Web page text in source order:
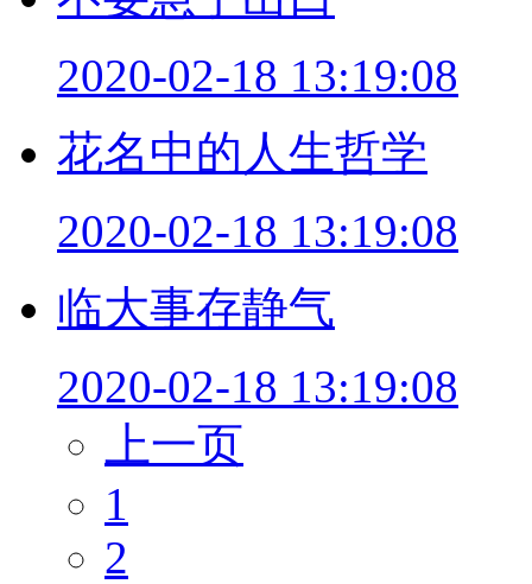
2020-02-18 13:19:08
花名中的人生哲学
2020-02-18 13:19:08
临大事存静气
2020-02-18 13:19:08
上一页
1
2